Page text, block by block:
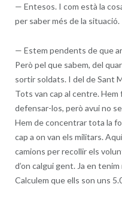
— Entesos. I com està la
per saber més de la situació.
— Estem pendents de que
Però pel que sabem, del
sortir soldats. I del de Sant
Tots van cap al centre.
defensar-los, però avui no
Hem de concentrar tota la
cap a on van els militars.
camions per recollir els
d’on calgui gent. Ja en
Calculem que ells son uns